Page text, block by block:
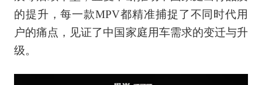
的提升，每一款MPV都精准捕捉了不同时代用
户的痛点，见证了中国家庭用车需求的变迁与升
级。